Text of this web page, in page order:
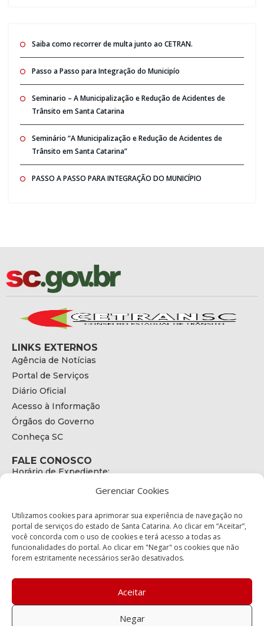
Gerenciar Cookies
Utilizamos cookies para aprimorar sua experiência de navegação no
portal de serviços do estado de Santa Catarina. Ao clicar em “Aceitar”,
você concorda com o uso de cookies e terá acesso a todas as
funcionalidades do portal. Ao clicar em "Negar" os cookies que não
forem estritamente necessários serão desativados.
Aceitar
Negar
Saiba como recorrer de multa junto ao CETRAN.
Passo a Passo para Integração do Municipío
Seminario – A Municipalização e Redução de Acidentes de
Trânsito em Santa Catarina
Seminário “A Municipalização e Redução de Acidentes de
Trânsito em Santa Catarina”
PASSO A PASSO PARA INTEGRAÇÃO DO MUNICÍPIO
LINKS EXTERNOS
Agência de Notícias
Portal de Serviços
Diário Oficial
Acesso à Informação
Órgãos do Governo
Conheça SC
FALE CONOSCO
Horário de Expediente:
E-mail:
secretariaexecutiva@cetran.sc.gov.br
ENDEREÇO
Endereço:
Bairro:
Coqueiros, Florianópolis SC
88.080-160